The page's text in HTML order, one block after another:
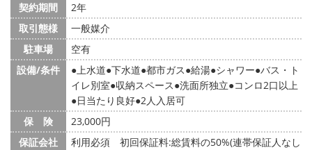
契約期間
2年
取引態様
一般媒介
駐車場
空有
設備/条件
上水道 下水道 都市ガス 給湯 シャワー バス・ト
イレ別室 収納スペース 洗面所独立 コンロ2口以上
日当たり良好 2人入居可
保 険
23,000円
保証会社
利用必須 初回保証料:総賃料の50%(連帯保証人なし